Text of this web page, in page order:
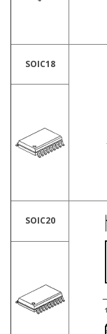
SOIC18
SOIC20